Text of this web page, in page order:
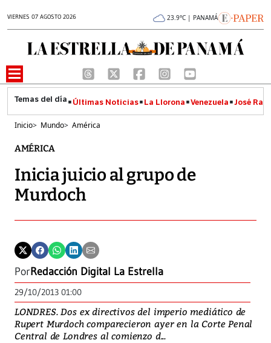
VIERNES 07 AGOSTO 2026 23.9°C | PANAMÁ
Últimas Noticias La Llorona Venezuela José
Inicio> Mundo> América
AMÉRICA
Inicia juicio al grupo de
Murdoch
PorRedacción Digital La Estrella
29/10/2013 01:00
LONDRES. Dos ex directivos del imperio mediático de
Rupert Murdoch comparecieron ayer en la Corte Penal
Central de Londres al comienzo d...